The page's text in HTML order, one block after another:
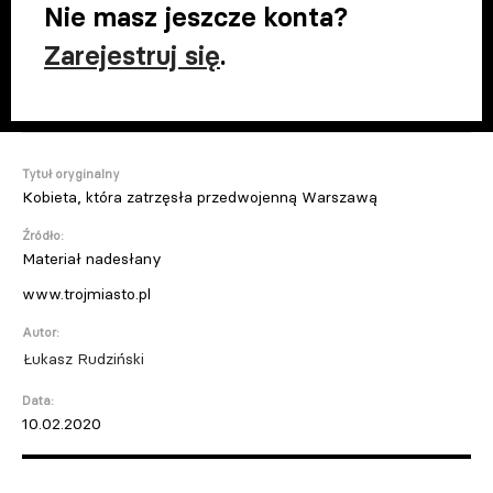
Nie masz jeszcze konta?
Zarejestruj się.
Tytuł oryginalny
Kobieta, która zatrzęsła przedwojenną Warszawą
Źródło:
Materiał nadesłany
www.trojmiasto.pl
Autor:
Łukasz Rudziński
Data:
10.02.2020